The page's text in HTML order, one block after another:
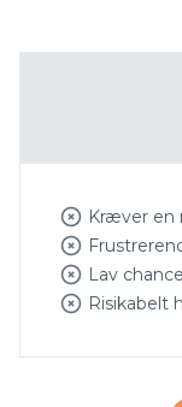
Kræver en
Lav
Risikabelt